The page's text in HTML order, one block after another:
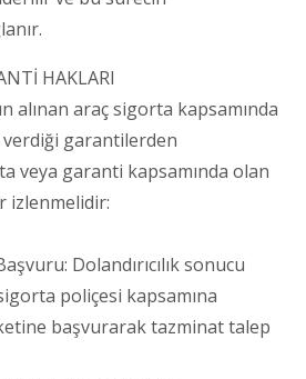
HAKLARI
alınan araç sigorta kapsamında
verdiği garantilerden
veya garanti kapsamında olan
izlenmelidir:
Dolandırıcılık sonucu
poliçesi kapsamına
başvurarak tazminat talep